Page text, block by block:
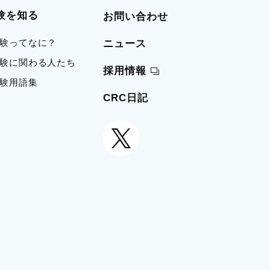
を知る
ってなに？
に関わる人たち
用語集
お問い合わせ
ニュース
採用情報
CRC日記